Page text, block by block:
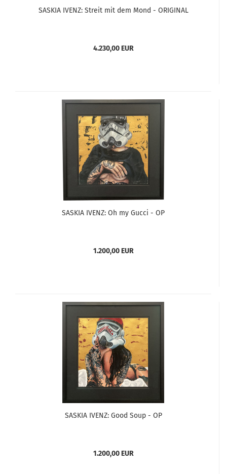
SASKIA IVENZ: Streit mit dem Mond - ORIGINAL
4.230,00 EUR
SASKIA IVENZ: Oh my Gucci - OP
1.200,00 EUR
SASKIA IVENZ: Good Soup - OP
1.200,00 EUR